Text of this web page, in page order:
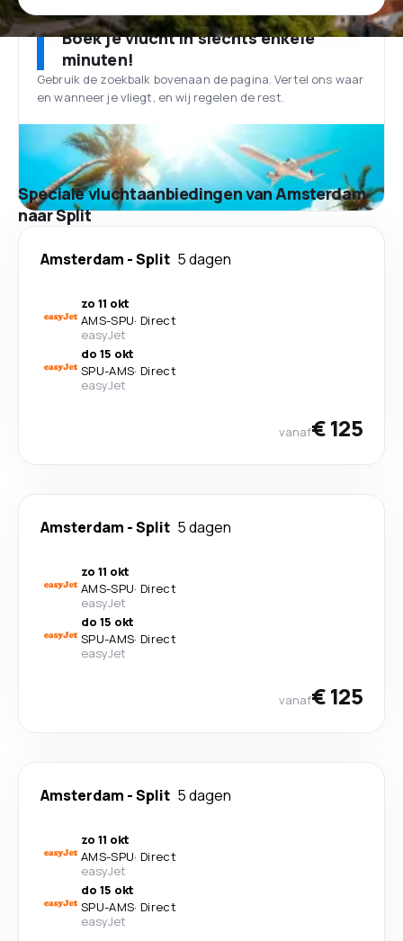
Boek je vlucht in slechts enkele
minuten!
Gebruik de zoekbalk bovenaan de pagina. Vertel ons waar
en wanneer je vliegt, en wij regelen de rest.
Speciale vluchtaanbiedingen van Amsterdam
naar Split
Amsterdam -Split 5 dagen
zo 11 okt
AMS-SPU· Direct
easyJet
do 15 okt
SPU-AMS· Direct
easyJet
vanaf€ 125
Amsterdam -Split 5 dagen
zo 11 okt
AMS-SPU· Direct
easyJet
do 15 okt
SPU-AMS· Direct
easyJet
vanaf€ 125
Amsterdam -Split 5 dagen
zo 11 okt
AMS-SPU· Direct
easyJet
do 15 okt
SPU-AMS· Direct
easyJet